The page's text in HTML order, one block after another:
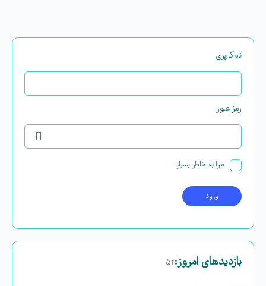
نام‌کاربری
رمز عبور
مرا به خاطر بسپار
بازدیدهای امروز:۵۲